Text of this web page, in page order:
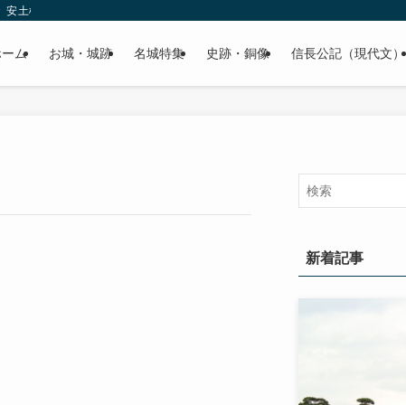
土桃山時代（戦国時代）、江戸時代と幅広くご紹介致します。
ーム お城・城跡 名城特集 史跡・銅像 信長公記（現代文）
新着記事